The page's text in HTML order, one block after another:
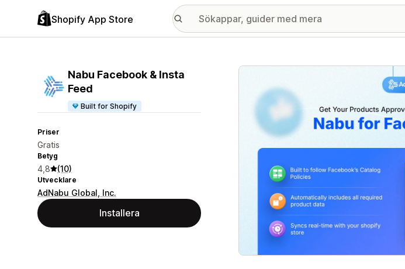
Shopify App Store
Nabu Facebook & Insta
Feed
Built for Shopify
Priser
Gratis
Betyg
4,8 (10)
Utvecklare
AdNabu Global, Inc.
Installera
Galleri med utvalda bilder